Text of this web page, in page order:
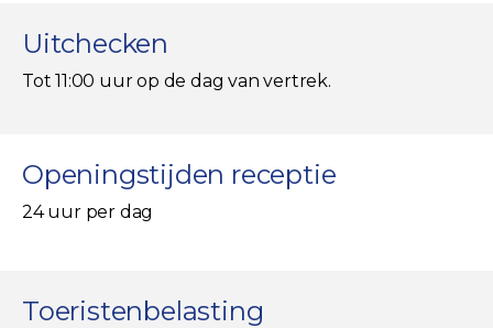
Uitchecken
Tot 11:00 uur op de dag van vertrek.
Openingstijden receptie
24 uur per dag
Toeristenbelasting